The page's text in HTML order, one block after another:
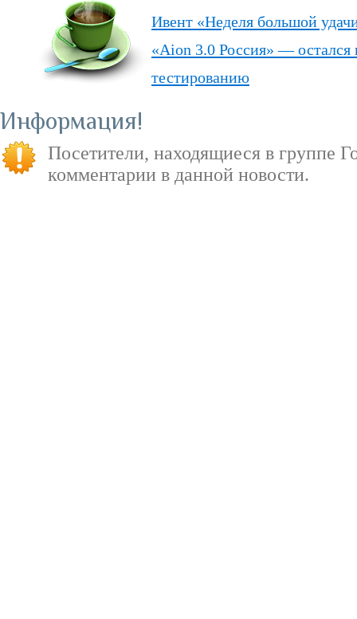
Ивент «Неделя большой
«Aion 3.0 Россия» — остался
тестированию
Скачай «Арену Смерти» ещё
Информация
Посетители, находящиеся в группе
комментарии в данной новости.